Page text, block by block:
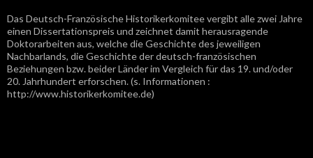
Das Deutsch-Französische Historikerkomitee vergibt alle zwei Jahre
einen Dissertationspreis und zeichnet damit herausragende
Doktorarbeiten aus, welche die Geschichte des jeweiligen
Nachbarlands, die Geschichte der deutsch-französischen
Beziehungen bzw. beider Länder im Vergleich für das 19. und/oder
20. Jahrhundert erforschen. (s. Informationen :
http://www.historikerkomitee.de)